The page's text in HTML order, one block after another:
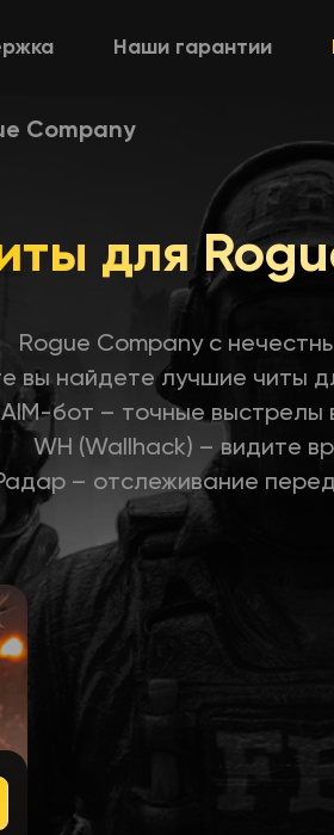
Наши гарантии
Company
для
Rogue Company с
вы найдете лучшие читы
AIM-бот – точные выстрелы
WH (Wallhack) – видите
– отслеживание